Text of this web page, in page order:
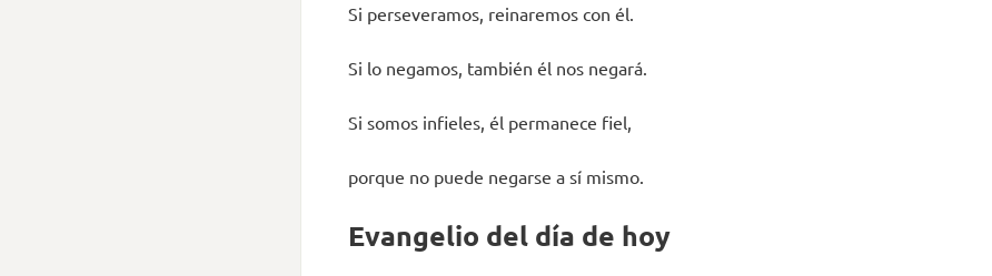
Si perseveramos, reinaremos con él.
Si lo negamos, también él nos negará.
Si somos infieles, él permanece fiel,
porque no puede negarse a sí mismo.
Evangelio del día de hoy